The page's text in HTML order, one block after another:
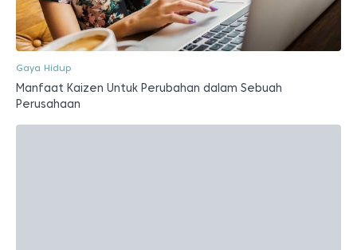
Gaya Hidup
Manfaat Kaizen Untuk Perubahan dalam Sebuah
Perusahaan